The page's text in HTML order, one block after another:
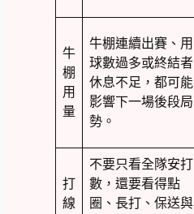
牛
棚
用
量
牛棚連續出賽、用
球數過多或終結者
休息不足，都可能
影響下一場後段局
勢。
打
線
不要只看全隊安打
數，還要看得點
圈、長打、保送與